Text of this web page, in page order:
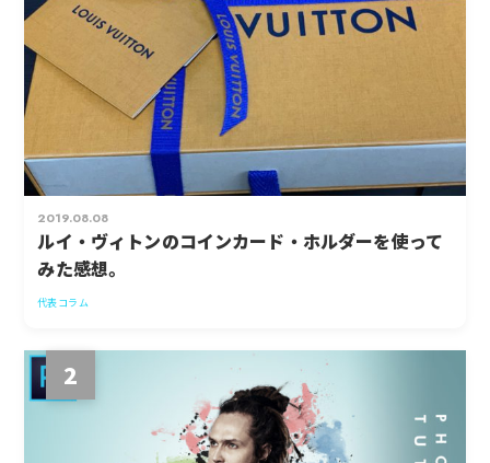
2019.08.08
ルイ・ヴィトンのコインカード・ホルダーを使って
みた感想。
代表コラム
2